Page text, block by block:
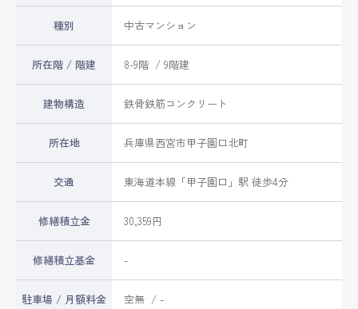
種別 中古マンション
所在階 / 階建 8-9階 / 9階建
建物構造 鉄骨鉄筋コンクリート
所在地 兵庫県西宮市甲子園口北町
交通 東海道本線 「甲子園口 」駅 徒歩4分
修繕積立金 30,359円
修繕積立基金 -
駐車場 / 月額料金 空無 / -